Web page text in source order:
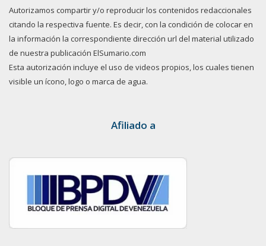
Autorizamos compartir y/o reproducir los contenidos redaccionales
citando la respectiva fuente. Es decir, con la condición de colocar en
la información la correspondiente dirección url del material utilizado
de nuestra publicación ElSumario.com
Esta autorización incluye el uso de videos propios, los cuales tienen
visible un ícono, logo o marca de agua.
Afiliado a